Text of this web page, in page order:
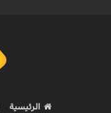
الرئيسية